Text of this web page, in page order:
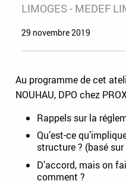
LIMOGES - MEDEF
29 novembre 2019
Au programme de cet
NOUHAU, DPO chez
Rappels sur la
Qu’est-ce
structure ? (basé
D’accord, mais on
comment ?